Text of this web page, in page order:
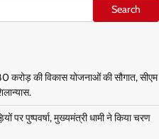
Search
करोड़ की विकास योजनाओं की सौगात, सीएम
पर पुष्पवर्षा, मुख्यमंत्री धामी ने किया चरण